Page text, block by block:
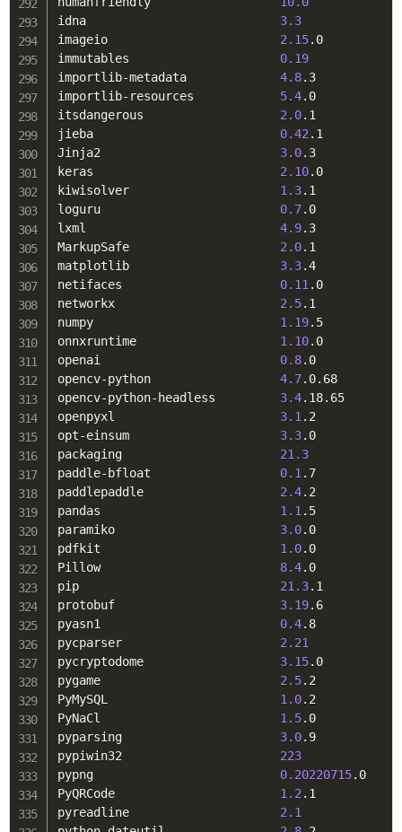
idna 3.3
imageio 2.15.0
immutables 0.19
importlib-metadata 4.8.3
importlib-resources 5.4.0
itsdangerous 2.0.1
jieba 0.42 .1
Jinja2 3.0.3
keras 2.10.0
kiwisolver 1.3.1
loguru 0.7.0
lxml 4.9.3
MarkupSafe 2.0.1
matplotlib 3.3.4
netifaces 0.11 .0
networkx 2.5.1
numpy 1.19.5
onnxruntime 1.10.0
openai 0.8.0
opencv-python 4.7.0.68
opencv-python-headless 3.4.18.65
openpyxl 3.1 .2
opt-einsum 3.3.0
packaging 21.3
paddle-bfloat 0.1 .7
paddlepaddle 2.4.2
pandas 1.1 .5
paramiko 3.0.0
pdfkit 1.0.0
Pillow 8.4.0
pip 21.3.1
protobuf 3.19.6
pyasn1 0.4.8
pycparser 2.21
pycryptodome 3.15.0
pygame 2.5.2
PyMySQL 1.0.2
PyNaCl 1.5.0
pyparsing 3.0.9
pypiwin32 223
pypng 0.20220715.0
PyQRCode 1.2 .1
pyreadline 2.1